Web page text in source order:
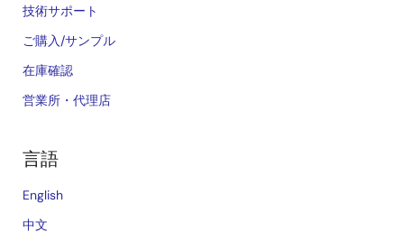
技術サポート
ご購入/サンプル
在庫確認
営業所・代理店
言語
English
中文